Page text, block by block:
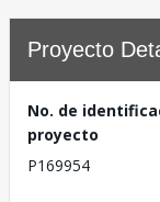
Proyecto
No. de
proyecto
P169954